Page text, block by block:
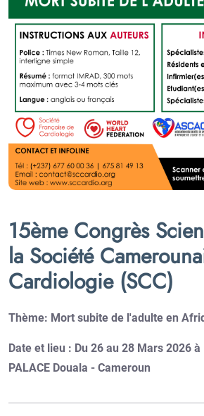
15ème Congrès
la Société
Cardiologie (SCC)
Thème: Mort subite de l'adulte en
Date et lieu : Du 26 au 28 Mars 2026 à
PALACE Douala - Cameroun